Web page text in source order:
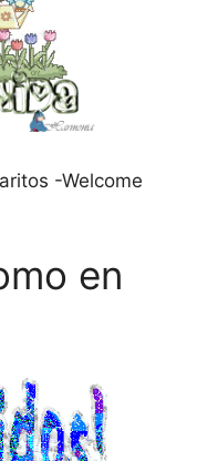
-Welcome
en